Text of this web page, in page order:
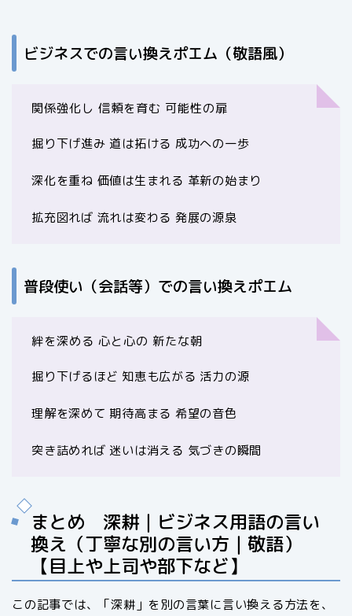
ビジネスでの言い換えポエム（敬語風）
関係強化し 信頼を育む 可能性の扉
掘り下げ進み 道は拓ける 成功への一歩
深化を重ね 価値は生まれる 革新の始まり
拡充図れば 流れは変わる 発展の源泉
普段使い（会話等）での言い換えポエム
絆を深める 心と心の 新たな朝
掘り下げるほど 知恵も広がる 活力の源
理解を深めて 期待高まる 希望の音色
突き詰めれば 迷いは消える 気づきの瞬間
まとめ 深耕｜ビジネス用語の言い
換え（丁寧な別の言い方｜敬語）
【目上や上司や部下など】
この記事では、「深耕」を別の言葉に言い換える方法を、